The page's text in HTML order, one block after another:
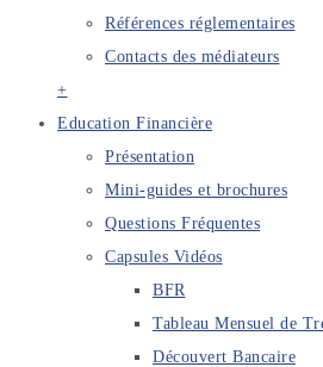
Références réglementaires
Contacts des médiateurs
+
Education Financière
Présentation
Mini-guides et brochures
Questions Fréquentes
Capsules Vidéos
BFR
Tableau Mensuel de
Découvert Bancaire